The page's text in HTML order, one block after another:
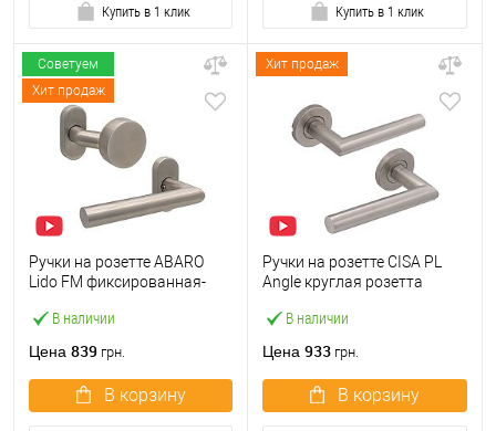
Купить в 1 клик Купить в 1 клик
Советуем
Хит продаж
В наличии
Ручки на розетте ABARO
Lido FM фиксированная-
сталь
Цена 839 грн.
В корзину
Хит продаж
В наличии
Ручки на розетте CISA PL
Angle круглая розетта
сталь
Цена 933 грн.
В корзину